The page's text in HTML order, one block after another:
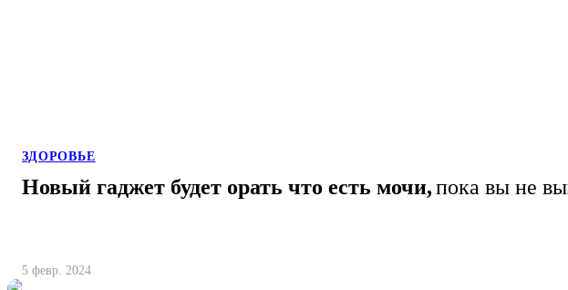
ЗДОРОВЬЕ
Новый гаджет будет орать что есть мочи,пока вы не
5 февр. 2024